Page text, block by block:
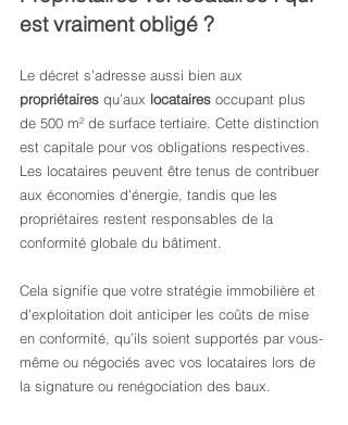
est vraiment obligé ?
Le décret s’adresse aussi bien aux
propriétaires qu’aux locataires occupant plus
de 500 m² de surface tertiaire. Cette distinction
est capitale pour vos obligations respectives.
Les locataires peuvent être tenus de contribuer
aux économies d’énergie, tandis que les
propriétaires restent responsables de la
conformité globale du bâtiment.
Cela signifie que votre stratégie immobilière et
d’exploitation doit anticiper les coûts de mise
en conformité, qu’ils soient supportés par vous-
même ou négociés avec vos locataires lors de
la signature ou renégociation des baux.